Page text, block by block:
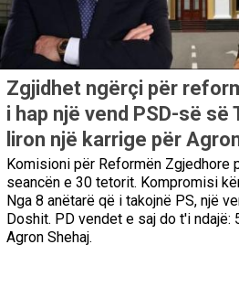
Zgjidhet ngërçi për
i hap një vend PSD-së së
liron një karrige për
Komisioni për Reformën Zgjedhore
seancën e 30 tetorit. Kompromisi
Nga 8 anëtarë që i takojnë PS, një
Doshit. PD vendet e saj do t'i ndajë:
Agron Shehaj.